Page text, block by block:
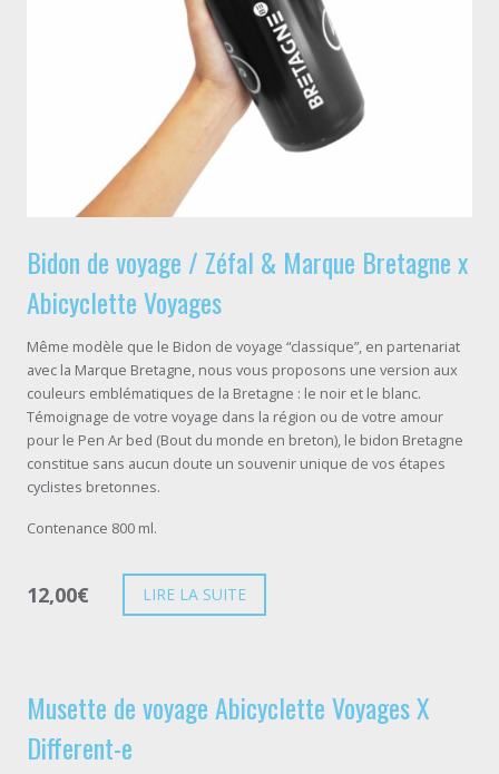
Bidon de voyage / Zéfal & Marque Bretagne x
Abicyclette Voyages
Même modèle que le Bidon de voyage “classique”, en partenariat
avec la Marque Bretagne, nous vous proposons une version aux
couleurs emblématiques de la Bretagne : le noir et le blanc.
Témoignage de votre voyage dans la région ou de votre amour
pour le Pen Ar bed (Bout du monde en breton), le bidon Bretagne
constitue sans aucun doute un souvenir unique de vos étapes
cyclistes bretonnes.
Contenance 800 ml.
12,00€ LIRE LA SUITE
Musette de voyage Abicyclette Voyages X
Different-e